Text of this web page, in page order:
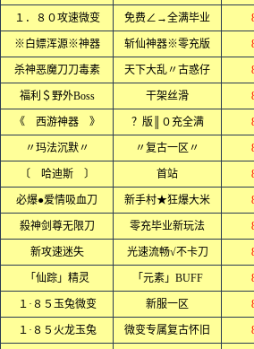
１．８０攻速微变 免费∠→全满毕业
※白嫖浑源※神器 斩仙神器※零充版
杀神恶魔刀刀毒素 天下大乱〃古惑仔
福利＄野外Boss 干架丝滑
《 西游神器 》 ？版║０充全满
〃玛法沉默〃 〃复古一区〃
〔 哈迪斯 〕 首站
必爆●爱情吸血刀 新手村★狂爆大米
殺神剑尊无限刀 零充毕业新玩法
新攻速迷失 光速流畅√不卡刀
「仙踪」精灵 「元素」BUFF
１·８５玉兔微变 新服一区
１·８５火龙玉兔 微变专属复古怀旧